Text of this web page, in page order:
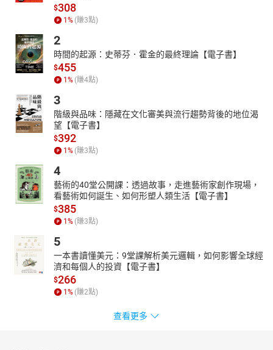
$308
1% (賺3點)
2
時間的起源：史蒂芬．霍金的最終理論【電子書】
$455
1% (賺4點)
3
階級與品味：隱藏在文化審美與流行趨勢背後的地位渴
望【電子書】
$392
1% (賺3點)
4
藝術的40堂公開課：透過故事，走進藝術家創作現場，
看藝術如何誕生、如何形塑人類生活【電子書】
$385
1% (賺3點)
5
一本書讀懂美元：9堂課解析美元邏輯，如何影響全球經
濟和每個人的投資【電子書】
$266
1% (賺2點)
查看更多